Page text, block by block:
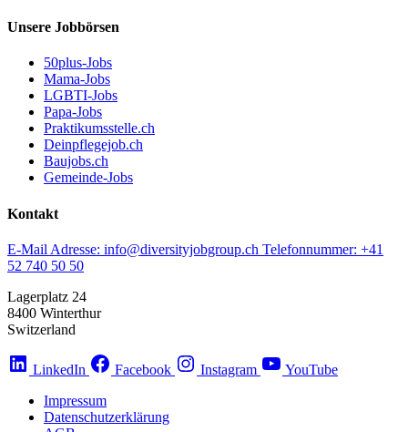
Unsere Jobbörsen
50plus-Jobs
Mama-Jobs
LGBTI-Jobs
Papa-Jobs
Praktikumsstelle.ch
Deinpflegejob.ch
Baujobs.ch
Gemeinde-Jobs
Kontakt
E-Mail Adresse: info@diversityjobgroup.ch Telefonnummer: +41
52 740 50 50
Lagerplatz 24
8400 Winterthur
Switzerland
LinkedIn Facebook Instagram
YouTube
Impressum
Datenschutzerklärung